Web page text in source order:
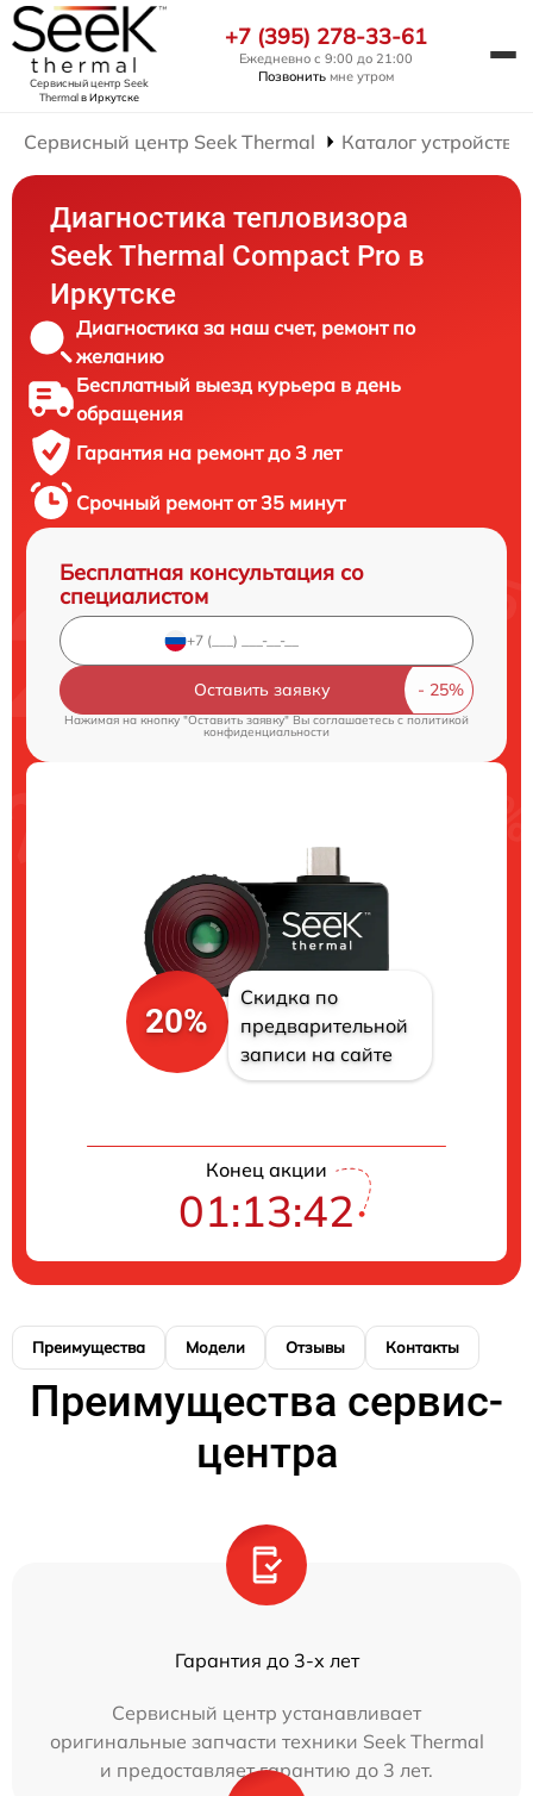
Сервисный центр Seek
Thermalв Иркутске
+7 (395) 278-33-61
Ежедневно с 9:00 до 21:00
Позвонить мне утром
Сервисный центр Seek Thermal Каталог устройств
Диагностика тепловизора
Seek Thermal Compact Pro в
Иркутске
Диагностика за наш счет, ремонт по
желанию
Бесплатный выезд курьера в день
обращения
Гарантия на ремонт до 3 лет
Срочный ремонт от 35 минут
Бесплатная консультация со
специалистом
Оставить заявку
Нажимая на кнопку "Оставить заявку" Вы соглашаетесь cполитикой
конфиденциальности
20%
Скидка по
предварительной
записи на сайте
Конец акции
01:13:42
Преимущества Модели Отзывы Контакты
Преимущества сервис-
центра
Гарантия до 3-х лет
Сервисный центр устанавливает
оригинальные запчасти техники Seek Thermal
и предоставляет гарантию до 3 лет.